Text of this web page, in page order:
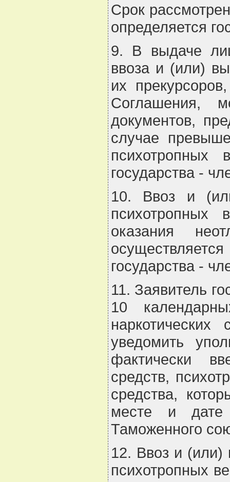
Срок
определяется
9. В выдаче
ввоза и (или)
их
Соглашения,
документов,
случае
психотропных
государства -
10. Ввоз и
психотропных
оказания
государства -
11. Заявитель
10
уведомить
фактически
средств,
средства,
месте и дате
Таможенного
12. Ввоз и (или)
психотропных